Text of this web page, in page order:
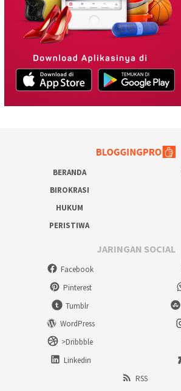
BERANDA
BIROKRASI
HUKUM
PERISTIWA
JARINGAN SOCIAL
Facebook
Pinterest
Tumblr
WordPress
>Dribbble
Linkedin
RSS